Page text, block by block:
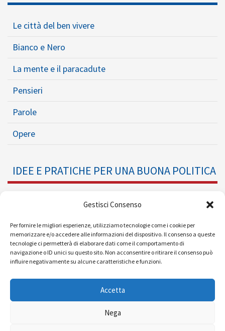
Gestisci Consenso
Per fornire le migliori esperienze, utilizziamo tecnologie come i cookie per
memorizzare e/o accedere alle informazioni del dispositivo. Il consenso a queste
tecnologie ci permetterà di elaborare dati come il comportamento di
navigazione o ID unici su questo sito. Non acconsentire o ritirare il consenso può
influire negativamente su alcune caratteristiche e funzioni.
Accetta
Nega
Le città del ben vivere
Bianco e Nero
La mente e il paracadute
Pensieri
Parole
Opere
IDEE E PRATICHE PER UNA BUONA POLITICA
Formazione Politica
Eventi